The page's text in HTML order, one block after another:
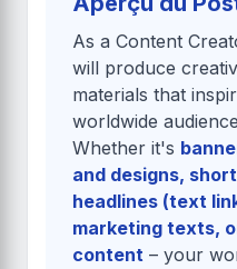
As a Content
will produce
materials that
worldwide
Whether it's
and designs,
headlines (text
marketing texts,
content – your